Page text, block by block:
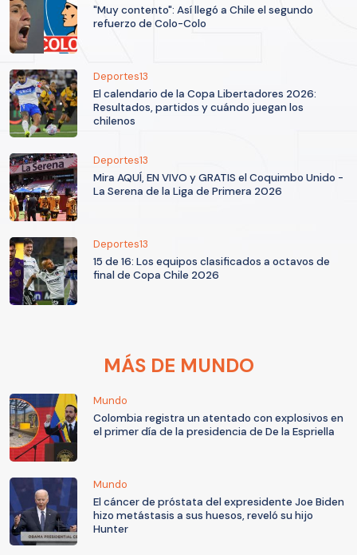
"Muy contento": Así llegó a Chile el segundo
refuerzo de Colo-Colo
Deportes13
El calendario de la Copa Libertadores 2026:
Resultados, partidos y cuándo juegan los
chilenos
Deportes13
Mira AQUÍ, EN VIVO y GRATIS el Coquimbo Unido -
La Serena de la Liga de Primera 2026
Deportes13
15 de 16: Los equipos clasificados a octavos de
final de Copa Chile 2026
MÁS DE MUNDO
Mundo
Colombia registra un atentado con explosivos en
el primer día de la presidencia de De la Espriella
Mundo
El cáncer de próstata del expresidente Joe Biden
hizo metástasis a sus huesos, reveló su hijo
Hunter